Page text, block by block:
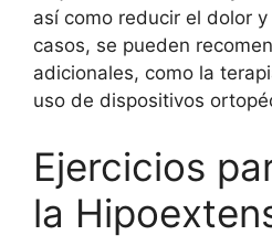
así como reducir el dolor
casos, se pueden
adicionales, como la
uso de dispositivos
Ejercicios
la